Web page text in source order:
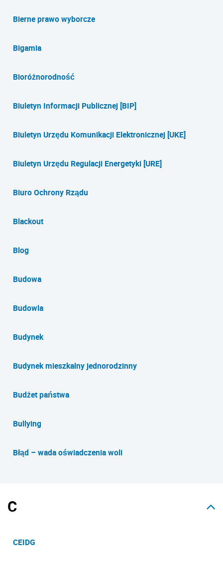
Bierne prawo wyborcze
Bigamia
Bioróżnorodność
Biuletyn Informacji Publicznej [BIP]
Biuletyn Urzędu Komunikacji Elektronicznej [UKE]
Biuletyn Urzędu Regulacji Energetyki [URE]
Biuro Ochrony Rządu
Blackout
Blog
Budowa
Budowla
Budynek
Budynek mieszkalny jednorodzinny
Budżet państwa
Bullying
Błąd – wada oświadczenia woli
C
CEIDG